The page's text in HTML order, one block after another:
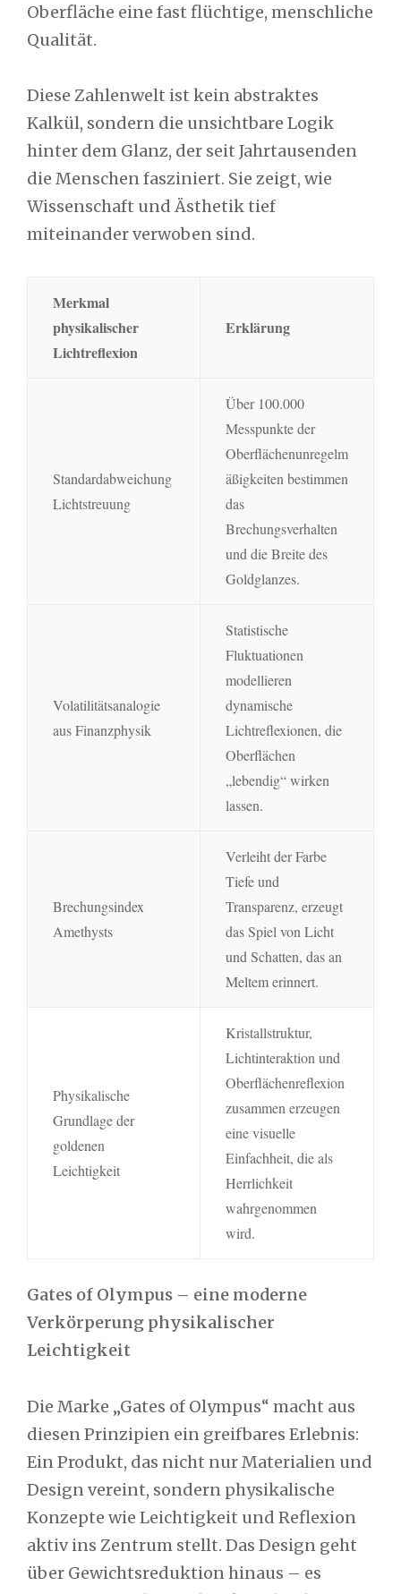
Oberfläche eine fast flüchtige, menschliche
Qualität.
Diese Zahlenwelt ist kein abstraktes
Kalkül, sondern die unsichtbare Logik
hinter dem Glanz, der seit Jahrtausenden
die Menschen fasziniert. Sie zeigt, wie
Wissenschaft und Ästhetik tief
miteinander verwoben sind.
Merkmal
physikalischer
Lichtreflexion
Erklärung
Standardabweichung
Lichtstreuung
Über 100.000
Messpunkte der
Oberflächenunregelm
äßigkeiten bestimmen
das
Brechungsverhalten
und die Breite des
Goldglanzes.
Volatilitätsanalogie
aus Finanzphysik
Statistische
Fluktuationen
modellieren
dynamische
Lichtreflexionen, die
Oberflächen
„lebendig“ wirken
lassen.
Brechungsindex
Amethysts
Verleiht der Farbe
Tiefe und
Transparenz, erzeugt
das Spiel von Licht
und Schatten, das an
Meltem erinnert.
Physikalische
Grundlage der
goldenen
Leichtigkeit
Kristallstruktur,
Lichtinteraktion und
Oberflächenreflexion
zusammen erzeugen
eine visuelle
Einfachheit, die als
Herrlichkeit
wahrgenommen
wird.
Gates of Olympus – eine moderne
Verkörperung physikalischer
Leichtigkeit
Die Marke „Gates of Olympus“ macht aus
diesen Prinzipien ein greifbares Erlebnis:
Ein Produkt, das nicht nur Materialien und
Design vereint, sondern physikalische
Konzepte wie Leichtigkeit und Reflexion
aktiv ins Zentrum stellt. Das Design geht
über Gewichtsreduktion hinaus – es